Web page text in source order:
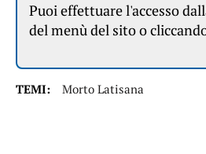
Puoi effettuare l'accesso
del menù del sito o
TEMI: Morto Latisana